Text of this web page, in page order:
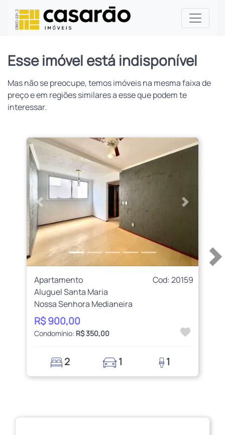
Esse imóvel está indisponível
Mas não se preocupe, temos imóveis na mesma faixa de
preço e em regiões similares a esse que podem te
interessar.
Anterior Próximo
Apartamento
Cod: 20159
Aluguel Santa Maria
Nossa Senhora Medianeira
R$ 900,00
Condomínio: R$ 350,00
2 1 1